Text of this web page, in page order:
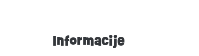
Informacije